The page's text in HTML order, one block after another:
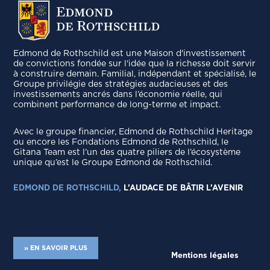
Edmond de Rothschild est une Maison d'investissement
de convictions fondée sur l'idée que la richesse doit servir
à construire demain. Familial, indépendant et spécialisé, le
Groupe privilégie des stratégies audacieuses et des
investissements ancrés dans l’économie réelle, qui
combinent performance de long-terme et impact.
Avec le groupe ﬁnancier, Edmond de Rothschild Heritage
ou encore les Fondations Edmond de Rothschild, le
Gitana Team est l’un des quatre piliers de l’écosystème
unique qu’est le Groupe Edmond de Rothschild.
EDMOND DE ROTHSCHILD, L’AUDACE DE BÂTIR L’AVENIR
» EN SAVOIR PLUS
Mentions légales